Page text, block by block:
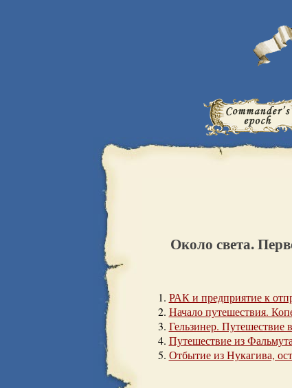
Около света.
РАК и предприятие к
Начало путешествия.
Гельзинер.
Путешествие из
Отбытие из Нукагива,